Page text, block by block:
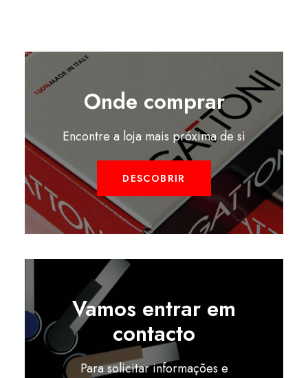
Onde comprar
Encontre a loja mais próxima de si
DESCOBRIR
Vamos entrar em
contacto
Para solicitar informações e